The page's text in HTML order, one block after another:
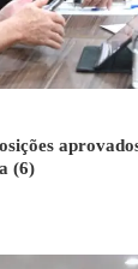
(6)